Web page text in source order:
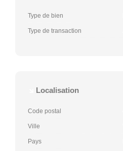
Type de bien
Type de transaction
Localisation
Code postal
Ville
Pays